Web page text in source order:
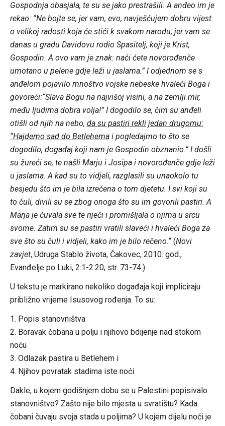
Gospodnja obasjala, te su se jako prestrašili. A anđeo im je
rekao: “Ne bojte se, jer vam, evo, navješćujem dobru vijest
o velikoj radosti koja će stići k svakom narodu; jer vam se
danas u gradu Davidovu rodio Spasitelj, koji je Krist,
Gospodin. A ovo vam je znak: naći ćete novorođenče
umotano u pelene gdje leži u jaslama.” I odjednom se s
anđelom pojavilo mnoštvo vojske nebeske hvaleći Boga i
govoreći:“Slava Bogu na najvišoj visini, a na zemlji mir,
među ljudima dobra volja!” I dogodilo se, čim su anđeli
otišli od njih na nebo, da su pastiri rekli jedan drugomu:
“Hajdemo sad do Betlehemai pogledajmo to što se
dogodilo, događaj koji nam je Gospodin obznanio.” I došli
su žureći se, te našli Marju i Josipa i novorođenče gdje leži
u jaslama. A kad su to vidjeli, razglasili su unaokolo tu
besjedu što im je bila izrečena o tom djetetu. I svi koji su
to čuli, divili su se zbog onoga što su im govorili pastiri. A
Marja je čuvala sve te riječi i promišljala o njima u srcu
svome. Zatim su se pastiri vratili slaveći i hvaleći Boga za
sve što su čuli i vidjeli, kako im je bilo rečeno.“ (Novi
zavjet, Udruga Stablo života, Čakovec, 2010. god.,
Evanđelje po Luki, 2:1-2:20, str. 73-74.)
U tekstu je markirano nekoliko događaja koji impliciraju
približno vrijeme Isusovog rođenja. To su:
1. Popis stanovništva
2. Boravak čobana u polju i njihovo bdijenje nad stokom
noću
3. Odlazak pastira u Betlehem i
4. Njihov povratak stadima iste noći.
Dakle, u kojem godišnjem dobu se u Palestini popisivalo
stanovništvo? Zašto nije bilo mjesta u svratištu? Kada
čobani čuvaju svoja stada u poljima? U kojem dijelu noći je